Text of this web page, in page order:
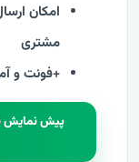
امکان
مشتری
+فونت و
پیش نمایش